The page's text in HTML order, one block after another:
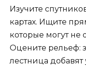
Изучите
картах. Ищите
которые могут не
Оцените рельеф:
лестница добавят